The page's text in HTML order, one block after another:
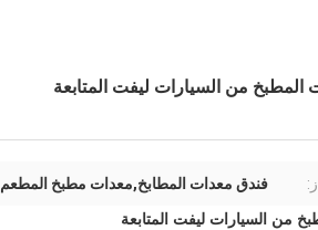
المطبخ من السيارات ليفت المتابعة
فندق معدات المطابخ,معدات مطبخ المطعم
من السيارات ليفت المتابعة